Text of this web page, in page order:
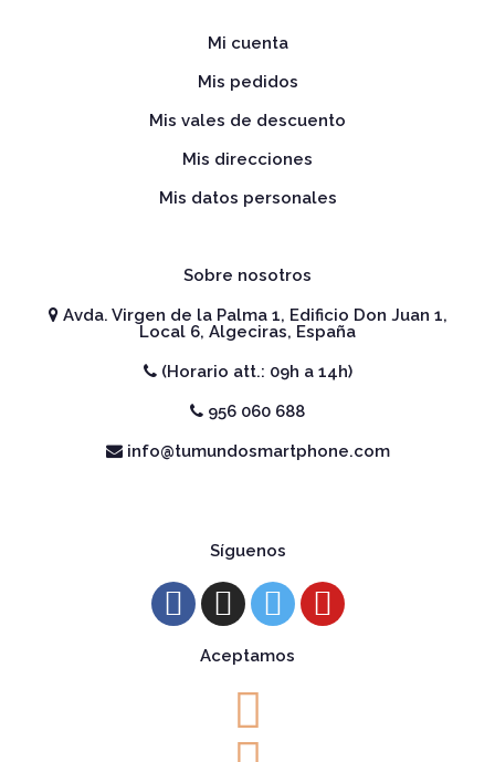
Mi cuenta
Mis pedidos
Mis vales de descuento
Mis direcciones
Mis datos personales
Sobre nosotros
Avda. Virgen de la Palma 1, Edificio Don Juan 1,
Local 6, Algeciras, España
(Horario att.: 09h a 14h)
956 060 688
info@tumundosmartphone.com
Síguenos
Aceptamos